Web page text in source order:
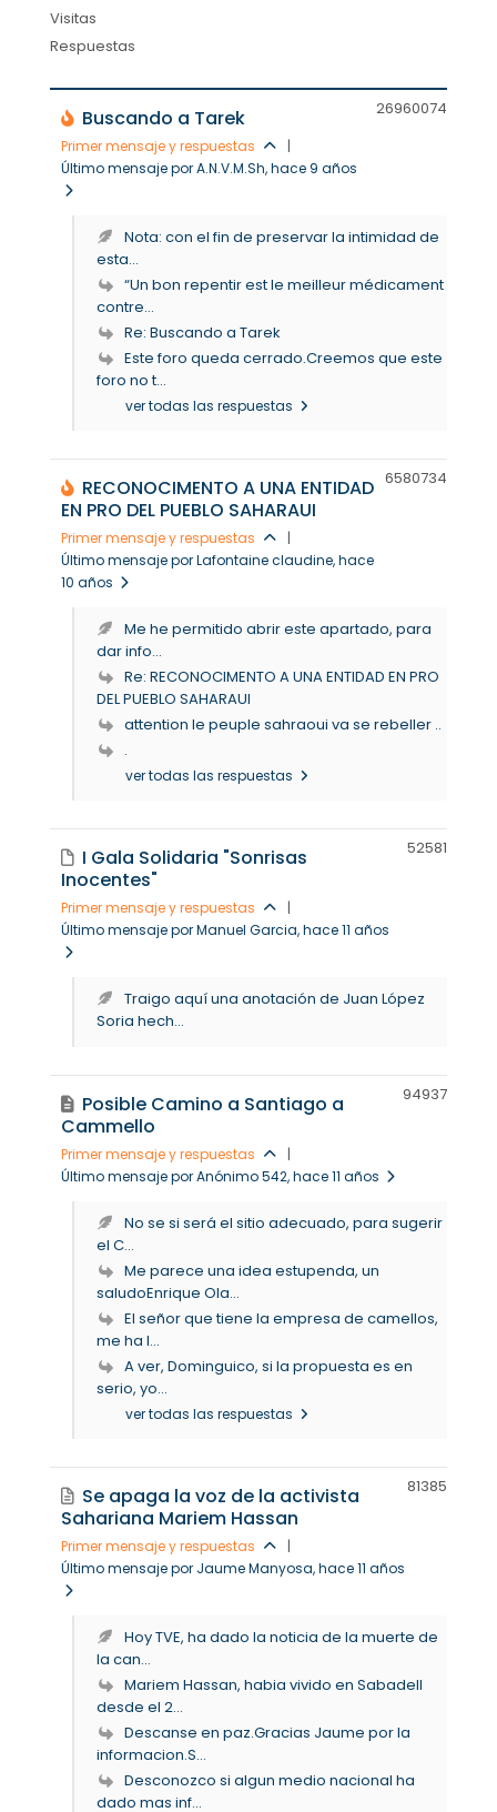
Visitas
Respuestas
Buscando a Tarek
Primer mensaje y respuestas
|
Último mensaje por A.N.V.M.Sh, hace 9 años
26960074
Nota: con el fin de preservar la intimidad de
esta...
“Un bon repentir est le meilleur médicament
contre...
Re: Buscando a Tarek
Este foro queda cerrado.Creemos que este
foro no t...
ver todas las respuestas
RECONOCIMENTO A UNA ENTIDAD
EN PRO DEL PUEBLO SAHARAUI
Primer mensaje y respuestas
|
Último mensaje por Lafontaine claudine, hace
10 años
6580734
Me he permitido abrir este apartado, para
dar info...
Re: RECONOCIMENTO A UNA ENTIDAD EN PRO
DEL PUEBLO SAHARAUI
attention le peuple sahraoui va se rebeller ..
.
ver todas las respuestas
I Gala Solidaria "Sonrisas
Inocentes"
Primer mensaje y respuestas
|
Último mensaje por Manuel Garcia, hace 11 años
52581
Traigo aquí una anotación de Juan López
Soria hech...
Posible Camino a Santiago a
Cammello
Primer mensaje y respuestas
|
Último mensaje por Anónimo 542, hace 11 años
94937
No se si será el sitio adecuado, para sugerir
el C...
Me parece una idea estupenda, un
saludoEnrique Ola...
El señor que tiene la empresa de camellos,
me ha l...
A ver, Dominguico, si la propuesta es en
serio, yo...
ver todas las respuestas
Se apaga la voz de la activista
Sahariana Mariem Hassan
Primer mensaje y respuestas
|
Último mensaje por Jaume Manyosa, hace 11 años
81385
Hoy TVE, ha dado la noticia de la muerte de
la can...
Mariem Hassan, habia vivido en Sabadell
desde el 2...
Descanse en paz.Gracias Jaume por la
informacion.S...
Desconozco si algun medio nacional ha
dado mas inf...